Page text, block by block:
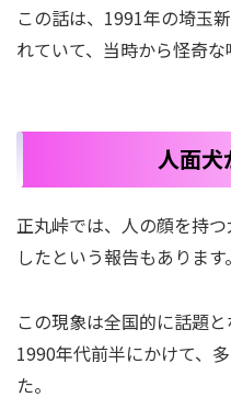
この話は、1991年の埼玉
れていて、当時から怪奇な
人面犬
正丸峠では、人の顔を持
したという報告もあります。
この現象は全国的に話題
1990年代前半にかけて、
た。